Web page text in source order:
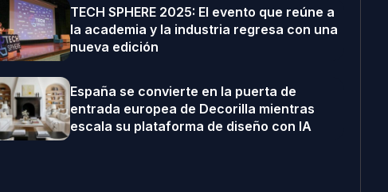
TECH SPHERE 2025: El evento que reúne a
la academia y la industria regresa con una
nueva edición
España se convierte en la puerta de
entrada europea de Decorilla mientras
escala su plataforma de diseño con IA